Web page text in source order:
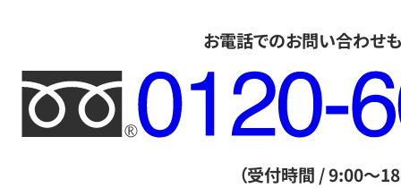
お電話でのお問い合わせ
フ
リ
ー
（受付時間 / 9:00～